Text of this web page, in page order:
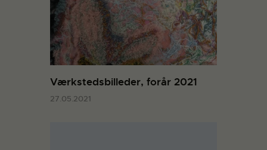
Værkstedsbilleder, forår 2021
27.05.2021